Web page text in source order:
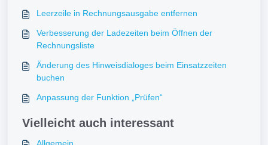
Leerzeile in Rechnungsausgabe entfernen
Verbesserung der Ladezeiten beim Öffnen der
Rechnungsliste
Änderung des Hinweisdialoges beim Einsatzzeiten
buchen
Anpassung der Funktion „Prüfen“
Vielleicht auch interessant
Allgemein